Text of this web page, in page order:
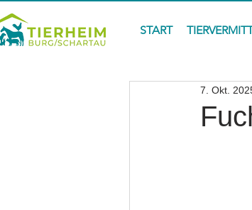
START
7. Okt.